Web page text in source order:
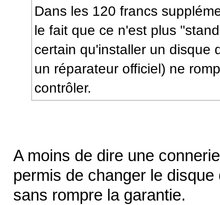
Dans les 120 francs
le fait que ce n'est plus
certain qu'installer un disque
un réparateur officiel) ne
contrôler.
A moins de dire une
permis de changer le
sans rompre la garantie.